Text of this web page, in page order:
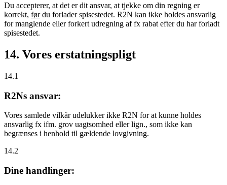
Du accepterer, at det er dit ansvar, at tjekke om din regning er
korrekt, førdu forlader spisestedet. R2N kan ikke holdes ansvarlig
for manglende eller forkert udregning af fx rabat efter du har forladt
spisestedet.
14. Vores erstatningspligt
14.1
R2Ns ansvar:
Vores samlede vilkår udelukker ikke R2N for at kunne holdes
ansvarlig fx ifm. grov uagtsomhed eller lign., som ikke kan
begrænses i henhold til gældende lovgivning.
14.2
Dine handlinger: